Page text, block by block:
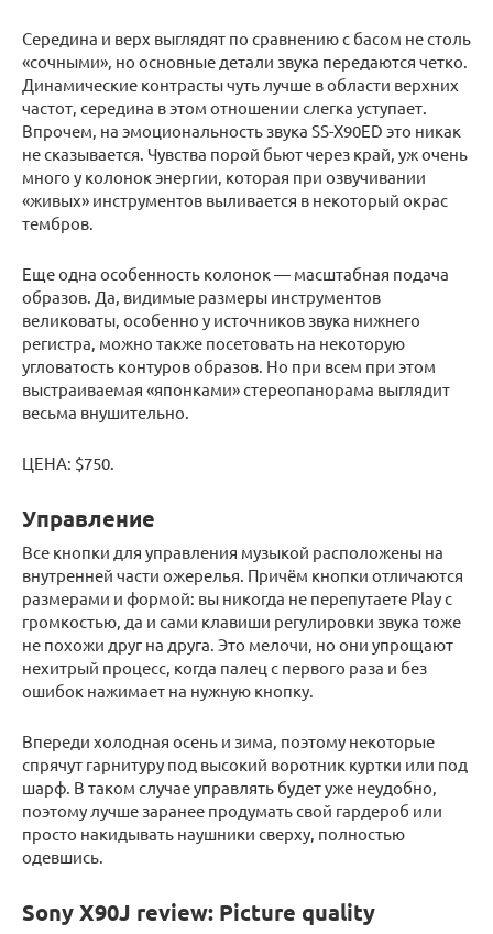
Середина и верх выглядят по сравнению с басом не столь
«сочными», но основные детали звука передаются четко.
Динамические контрасты чуть лучше в области верхних
частот, середина в этом отношении слегка уступает.
Впрочем, на эмоциональность звука SS-X90ED это никак
не сказывается. Чувства порой бьют через край, уж очень
много у колонок энергии, которая при озвучивании
«живых» инструментов выливается в некоторый окрас
тембров.
Еще одна особенность колонок — масштабная подача
образов. Да, видимые размеры инструментов
великоваты, особенно у источников звука нижнего
регистра, можно также посетовать на некоторую
угловатость контуров образов. Но при всем при этом
выстраиваемая «японками» стереопанорама выглядит
весьма внушительно.
ЦЕНА: $750.
Управление
Все кнопки для управления музыкой расположены на
внутренней части ожерелья. Причём кнопки отличаются
размерами и формой: вы никогда не перепутаете Play с
громкостью, да и сами клавиши регулировки звука тоже
не похожи друг на друга. Это мелочи, но они упрощают
нехитрый процесс, когда палец с первого раза и без
ошибок нажимает на нужную кнопку.
Впереди холодная осень и зима, поэтому некоторые
спрячут гарнитуру под высокий воротник куртки или под
шарф. В таком случае управлять будет уже неудобно,
поэтому лучше заранее продумать свой гардероб или
просто накидывать наушники сверху, полностью
одевшись.
Sony X90J review: Picture quality